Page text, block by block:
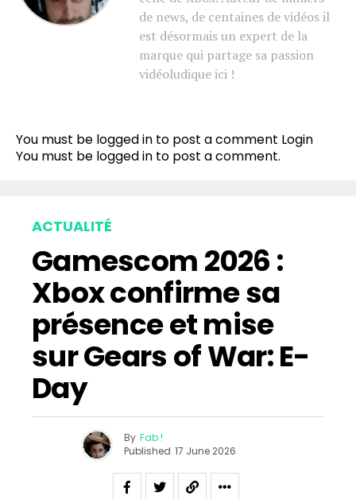
de news, de centaines de vidéos il
est désormais un expert de la
marque qui partage sa passion
vidéoludique ici !
You must be logged in to post a comment Login
You must be logged in to post a comment.
ACTUALITÉ
Gamescom 2026 :
Xbox confirme sa
présence et mise
sur Gears of War: E-
Day
By Fab !
Published 17 June 2026